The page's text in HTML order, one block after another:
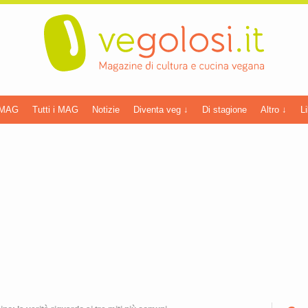
Tutti i MAG Notizie Diventa veg ↓ Di stagione Altro ↓